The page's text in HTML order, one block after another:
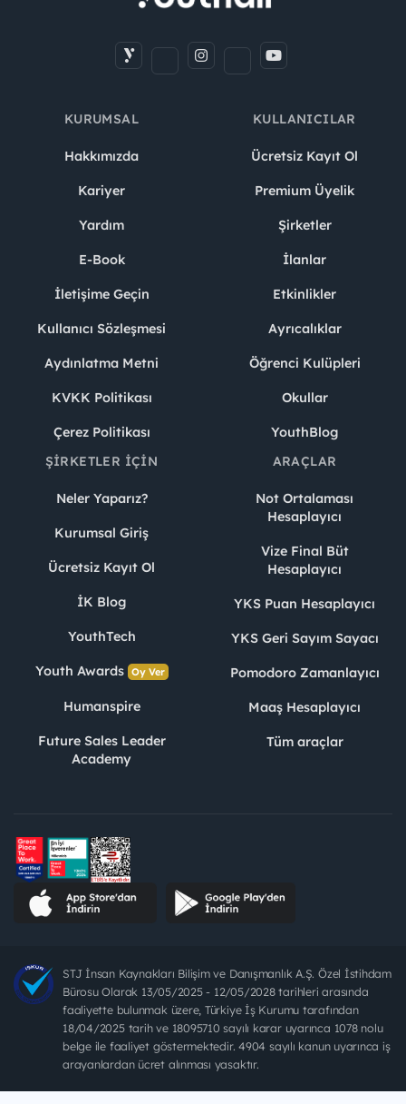
KURUMSAL
Hakkımızda
Kariyer
Yardım
E-Book
İletişime Geçin
Kullanıcı Sözleşmesi
Aydınlatma Metni
KVKK Politikası
Çerez Politikası
KULLANICILAR
Ücretsiz Kayıt Ol
Premium Üyelik
Şirketler
İlanlar
Etkinlikler
Ayrıcalıklar
Öğrenci Kulüpleri
Okullar
YouthBlog
ŞIRKETLER İÇIN
Neler Yaparız?
Kurumsal Giriş
Ücretsiz Kayıt Ol
İK Blog
YouthTech
Youth Awards Oy Ver
Humanspire
Future Sales Leader
Academy
ARAÇLAR
Not Ortalaması
Hesaplayıcı
Vize Final Büt
Hesaplayıcı
YKS Puan Hesaplayıcı
YKS Geri Sayım Sayacı
Pomodoro Zamanlayıcı
Maaş Hesaplayıcı
Tüm araçlar
STJ İnsan Kaynakları Bilişim ve Danışmanlık A.Ş. Özel İstihdam
Bürosu Olarak 13/05/2025 - 12/05/2028 tarihleri arasında
faaliyette bulunmak üzere, Türkiye İş Kurumu tarafından
18/04/2025 tarih ve 18095710 sayılı karar uyarınca 1078 nolu
belge ile faaliyet göstermektedir. 4904 sayılı kanun uyarınca iş
arayanlardan ücret alınması yasaktır.